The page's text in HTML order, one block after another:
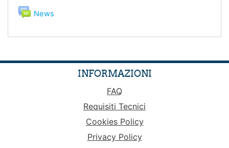
News
INFORMAZIONI
FAQ
Requisiti Tecnici
Cookies Policy
Privacy Policy